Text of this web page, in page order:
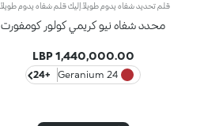
قلم تحديد شفاه يدوم طويلاً.إليك قلم شفاه يدوم طويلاً بألوان غنية يُحدّد أطراف شفتيك بدقة،ويمتاز بتركيبة سلسة تنساب على البشرة وتتغلغل فيها بسلاسة. ويُعدّ هذا المنتج مقاوماً للسيلان والماء، كما يُعزّز ثبات أحمر الشفاه من دون تلطّخ.منتج مُختبر من قبل أطباء الجلد.لا يؤدّي إلى ظهور الرؤوس السوداء.
محدد شفاه نيو كريمي كولور كومفورت
1,440,000.00 LBP
24 Geranium
+24